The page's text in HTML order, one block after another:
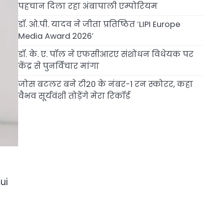
पहचान दिला रहा अंबापाली एम्पोरियम
डॉ. ओ.पी. यादव ने जीता प्रतिष्ठित ‘LIPI Europe
Media Award 2026’
डॉ. के. ए. पॉल ने एफसीआरए संशोधन विधेयक पर
केंद्र से पुनर्विचार मांगा
जोस बटलर बने टी20 के नंबर-1 रन स्कोरर, कहा
वैभव सूर्यवंशी तोड़ेंगे मेरा रिकॉर्ड